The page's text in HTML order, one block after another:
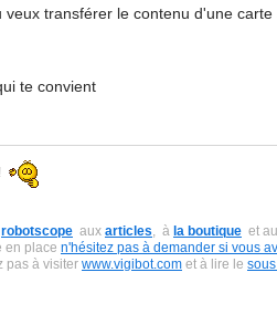
transférer le contenu d'une
te convient
!
robotscope aux articles , à la boutique et
en place n'hésitez pas à demander si vous
pas à visiter www.vigibot.com et à lire le